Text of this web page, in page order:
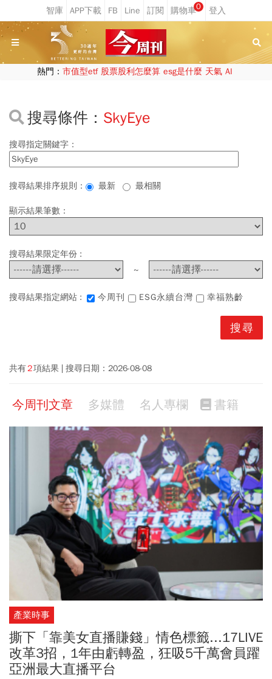
0
熱門： 市值型etf 股票股利怎麼算 esg是什麼 天氣 AI
搜尋條件： SkyEye
搜尋指定關鍵字：
搜尋結果排序規則： 最新 最相關
顯示結果筆數：
搜尋結果限定年份 :
~
搜尋結果指定網站 : 今周刊 ESG永續台灣 幸福熟齡
共有2項結果 搜尋日期： 2026-08-08
今周刊文章 多媒體 名人專欄 書籍
產業時事
撕下「靠美女直播賺錢」情色標籤...17LIVE
改革3招，1年由虧轉盈，狂吸5千萬會員躍
亞洲最大直播平台